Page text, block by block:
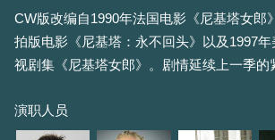
CW版改编自1990年法国电影《尼基塔女郎
拍版电影《尼基塔：永不回头》以及1997
视剧集《尼基塔女郎》。剧情延续上一季的
和组织之间的战斗仍在持续。不过这次她多
是成为爱人的Michael（夏恩·韦斯特Shane
演职人员